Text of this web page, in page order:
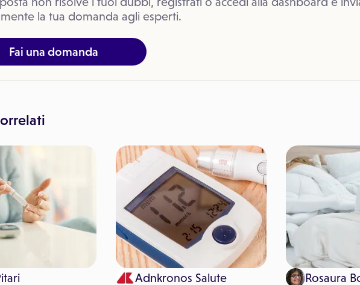
la tua domanda agli esperti.
Fai una domanda
Adnkronos Salute Rosaura